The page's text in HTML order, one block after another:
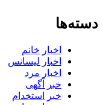
دسته‌ها
اخبار خانم
اخبار لیسانس
اخبار مرد
خبر آگهی
خبر استخدام